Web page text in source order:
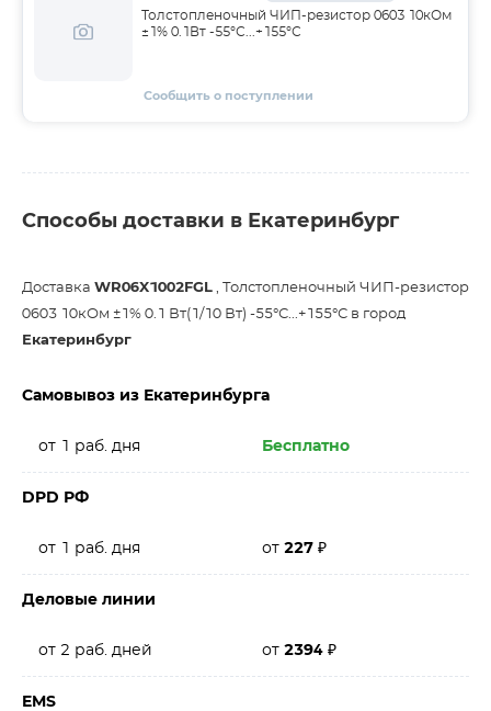
Толстопленочный ЧИП-резистор 0603 10кОм
±1% 0.1Вт -55°С...+155°С
Сообщить о поступлении
Способы доставки в Екатеринбург
Доставка WR06X1002FGL , Толстопленочный ЧИП-резистор
0603 10кОм ±1% 0.1 Вт(1/10 Вт) -55°С...+155°С в город
Екатеринбург
Самовывоз из Екатеринбурга
от 1 раб. дня Бесплатно
DPD РФ
от 1 раб. дня от 227 ₽
Деловые линии
от 2 раб. дней от 2394 ₽
EMS